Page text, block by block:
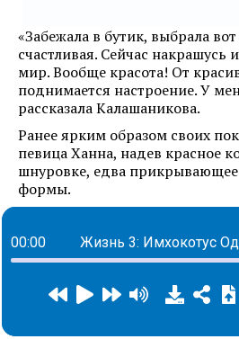
«Забежала в бутик, выбрала вот
счастливая. Сейчас накрашусь
мир. Вообще красота! От
поднимается настроение. У
рассказала Калашаникова.
Ранее ярким образом своих
певица Ханна, надев красное
шнуровке, едва
формы.
00:00 Жизнь 3: Имхокотус